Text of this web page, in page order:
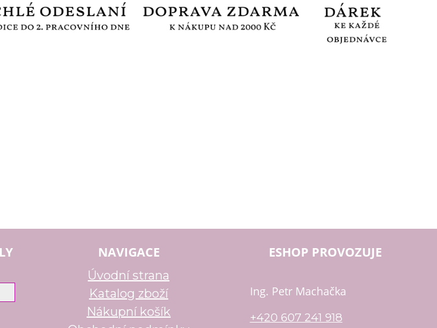
NAVIGACE
Úvodní strana
Katalog zboží
Nákupní košík
ESHOP PROVOZUJE
Ing. Petr Machačka
+420 607 241 918